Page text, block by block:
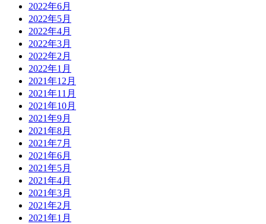
2022年6月
2022年5月
2022年4月
2022年3月
2022年2月
2022年1月
2021年12月
2021年11月
2021年10月
2021年9月
2021年8月
2021年7月
2021年6月
2021年5月
2021年4月
2021年3月
2021年2月
2021年1月